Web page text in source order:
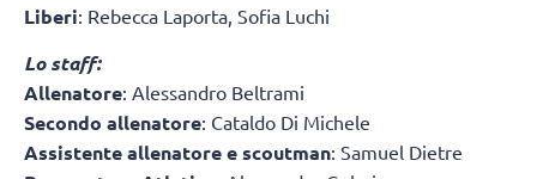
Liberi: Rebecca Laporta, Sofia Luchi
Lo staff:
Allenatore: Alessandro Beltrami
Secondo allenatore: Cataldo Di Michele
Assistente allenatore e scoutman: Samuel Dietre